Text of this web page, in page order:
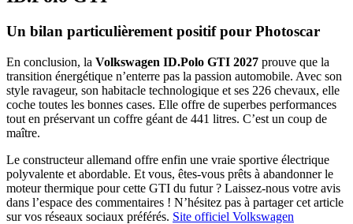
Un bilan particulièrement positif pour Photoscar
En conclusion, la Volkswagen ID.Polo GTI 2027 prouve que la
transition énergétique n’enterre pas la passion automobile. Avec son
style ravageur, son habitacle technologique et ses 226 chevaux, elle
coche toutes les bonnes cases. Elle offre de superbes performances
tout en préservant un coffre géant de 441 litres. C’est un coup de
maître.
Le constructeur allemand offre enfin une vraie sportive électrique
polyvalente et abordable. Et vous, êtes-vous prêts à abandonner le
moteur thermique pour cette GTI du futur ? Laissez-nous votre avis
dans l’espace des commentaires ! N’hésitez pas à partager cet article
sur vos réseaux sociaux préférés. Site officiel Volkswagen